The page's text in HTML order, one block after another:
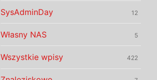
SysAdminDay 12
Własny NAS 5
Wszystkie wpisy 422